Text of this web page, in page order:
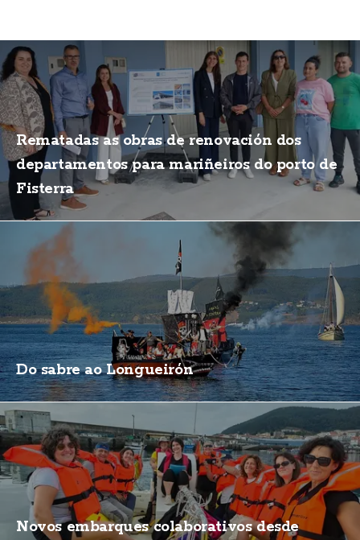
Rematadas as obras de renovación dos
departamentos para mariñeiros do porto de
Fisterra
Do sabre ao Longueirón
Novos embarques colaborativos desde